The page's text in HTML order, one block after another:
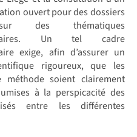
ouvert pour des dossiers
des thématiques
Un tel cadre
exige, afin d’assurer un
rigoureux, que les
méthode soient clairement
à la perspicacité des
entre les différentes